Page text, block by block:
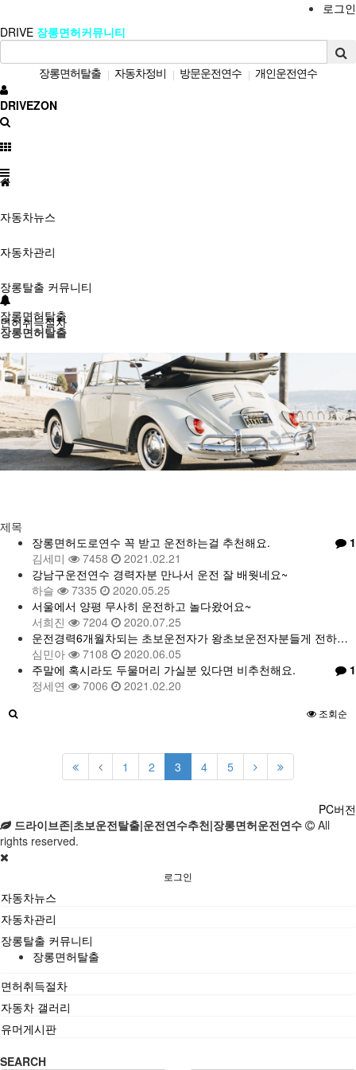
로그인
DRIVE 장롱면허커뮤니티
장롱면허탈출 | 자동차정비 | 방문운전연수 | 개인운전연수
DRIVEZON
자동차뉴스
자동차관리
장롱탈출 커뮤니티
면허취득절차
자동차 갤러리
유머게시판
장롱면허탈출
장롱면허탈출
제목
1
장롱면허도로연수 꼭 받고 운전하는걸 추천해요.
김세미
7458
2021.02.21
강남구운전연수 경력자분 만나서 운전 잘 배웟네요~
하슬
7335
2020.05.25
서울에서 양평 무사히 운전하고 놀다왔어요~
서희진
7204
2020.07.25
운전경력6개월차되는 초보운전자가 왕초보운전자분들게 전하…
심민아
7108
2020.06.05
1
주말에 혹시라도 두물머리 가실분 있다면 비추천해요.
정세연
7006 2021.02.20
조회순
1 2 3 4 5
PC버전
드라이브존|초보운전탈출|운전연수추천|장롱면허운전연수
All
rights reserved.
로그인
자동차뉴스
자동차관리
장롱탈출 커뮤니티
장롱면허탈출
면허취득절차
자동차 갤러리
유머게시판
SEARCH